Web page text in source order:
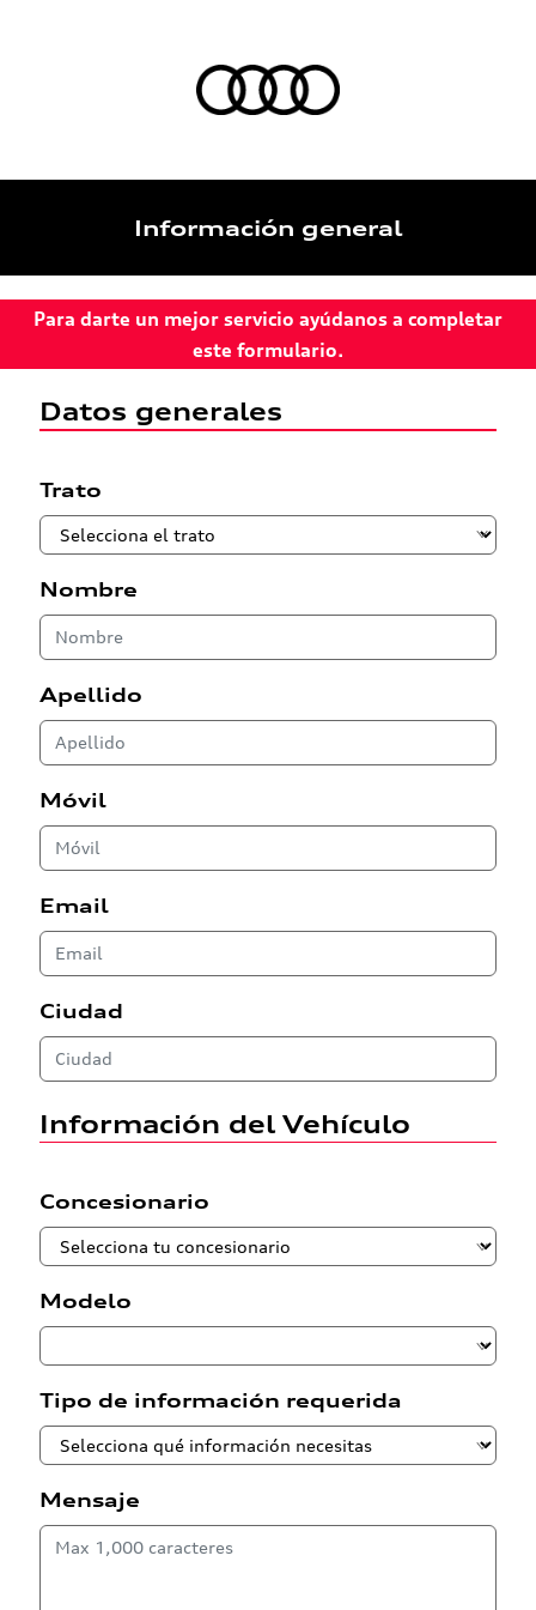
Información general
Para darte un mejor servicio ayúdanos a completar
este formulario.
Datos generales
Trato
Nombre
Apellido
Móvil
Email
Ciudad
Información del Vehículo
Concesionario
Modelo
Tipo de información requerida
Mensaje